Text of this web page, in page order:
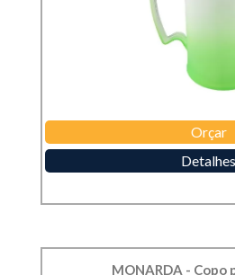
Orçar
Detalhes
MONARDA - Copo